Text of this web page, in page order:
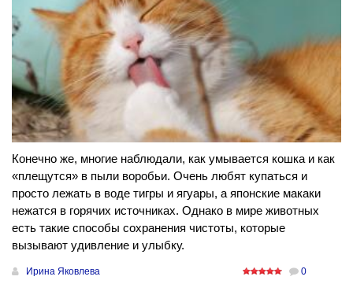
Конечно же, многие наблюдали, как умывается кошка и как
«плещутся» в пыли воробьи. Очень любят купаться и
просто лежать в воде тигры и ягуары, а японские макаки
нежатся в горячих источниках. Однако в мире животных
есть такие способы сохранения чистоты, которые
вызывают удивление и улыбку.
Ирина Яковлева 0